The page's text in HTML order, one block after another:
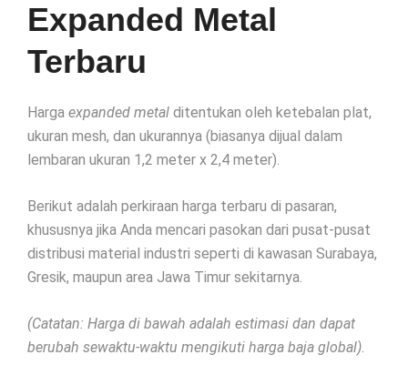
Expanded Metal
Terbaru
Harga expanded metal ditentukan oleh ketebalan plat,
ukuran mesh, dan ukurannya (biasanya dijual dalam
lembaran ukuran 1,2 meter x 2,4 meter).
Berikut adalah perkiraan harga terbaru di pasaran,
khususnya jika Anda mencari pasokan dari pusat-pusat
distribusi material industri seperti di kawasan Surabaya,
Gresik, maupun area Jawa Timur sekitarnya.
(Catatan: Harga di bawah adalah estimasi dan dapat
berubah sewaktu-waktu mengikuti harga baja global).